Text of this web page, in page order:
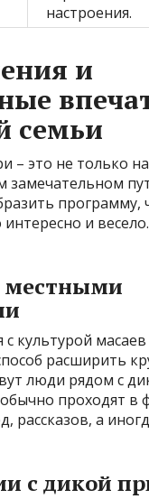
настроения.
и
семьи
– это не только
замечательном
программу,
и весело.
местными
с культурой
расширить
люди рядом с
проходят в
рассказов, а
с дикой